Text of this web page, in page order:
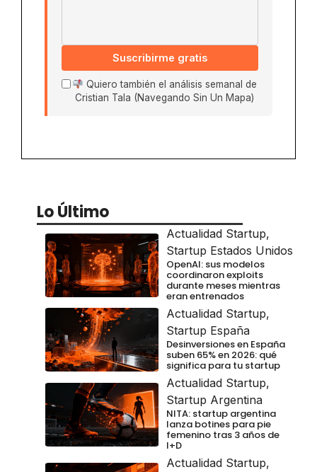
Suscribirme gratis
Quiero también el análisis semanal de
Cristian Tala (Navegando Sin Un Mapa)
Lo Último
Actualidad Startup,
Startup Estados Unidos
OpenAI: sus modelos
coordinaron exploits
durante meses mientras
eran entrenados
Actualidad Startup,
Startup España
Desinversiones en España
suben 65% en 2026: qué
significa para tu startup
Actualidad Startup,
Startup Argentina
NITA: startup argentina
lanza botines para pie
femenino tras 3 años de
I+D
Actualidad Startup,